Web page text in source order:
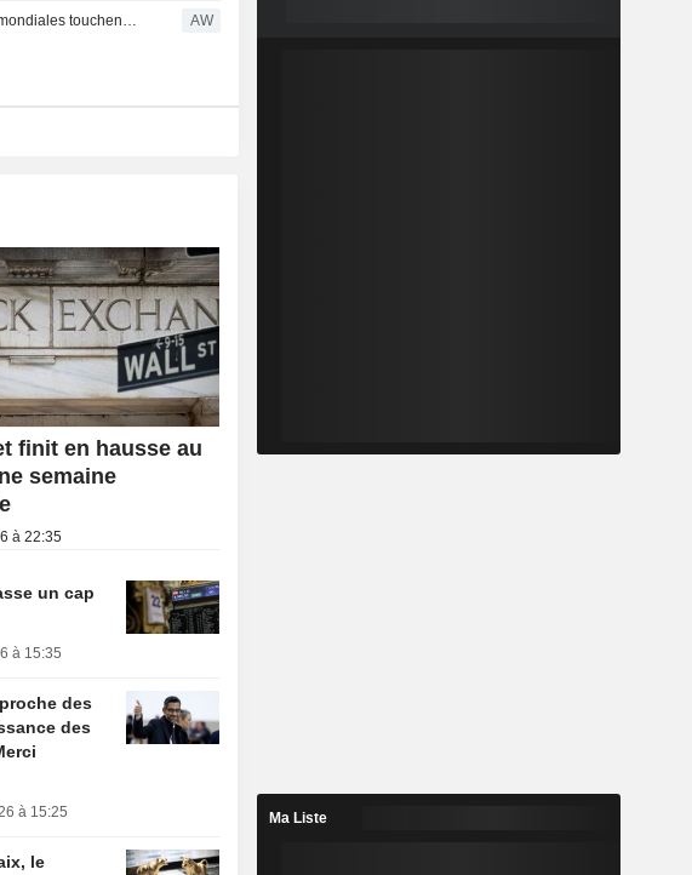
Les Bourses mondiales touchent des sommets après l'emploi américain AW
finit en hausse au
semaine
à 22:35
un cap
à 15:35
des
des
à 15:25
le
Ma Liste